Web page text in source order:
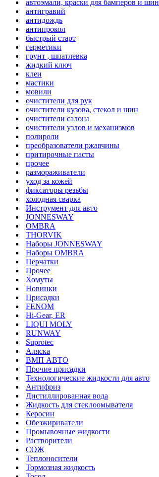
автоэмали, краски для бамперов и шин
антигравий
антидождь
антипрокол
быстрый старт
герметики
грунт , шпатлевка
жидкий ключ
клеи
мастики
мовили
очистители для рук
очистители кузова, стекол и шин
очистители салона
очистители узлов и механизмов
полироли
преобразователи ржавчины
притирочные пасты
прочее
размораживатели
уход за кожей
фиксаторы резьбы
холодная сварка
Инструмент для авто
JONNESWAY
OMBRA
THORVIK
Наборы JONNESWAY
Наборы OMBRA
Перчатки
Прочее
Хомуты
Новинки
Присадки
FENOM
Hi-Gear, ER
LIQUI MOLY
RUNWAY
Suprotec
Аляска
ВМП АВТО
Прочие присадки
Технологические жидкости для авто
Антифриз
Дистиллированная вода
Жидкость для стеклоомывателя
Керосин
Обезжириватели
Промывочные жидкости
Растворители
СОЖ
Теплоносители
Тормозная жидкость